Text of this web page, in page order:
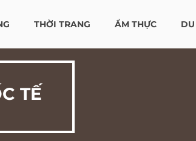
THỜI TRANG ẨM THỰC
TẾ